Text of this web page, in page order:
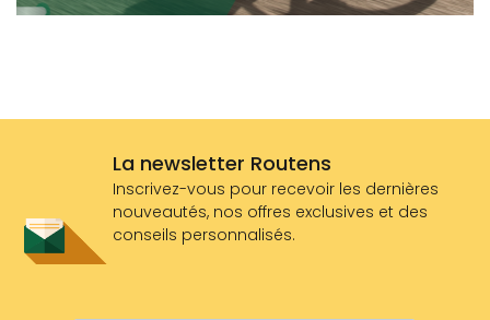
La newsletter Routens
Inscrivez-vous pour recevoir les dernières
nouveautés, nos offres exclusives et des
conseils personnalisés.